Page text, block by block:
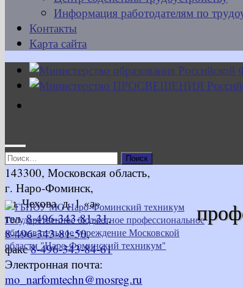
Информация работодателям по
Контакты
Карта сайта
Найти:
143300, Московская область,
г. Наро-Фоминск,
ул. Чехова, д. 1 «а»
тел.8-496-343-81-31,
8-496-343-81-50,
факс8-496-343-84-61
Электронная почта:
mo_narfomtechn@mosreg.ru